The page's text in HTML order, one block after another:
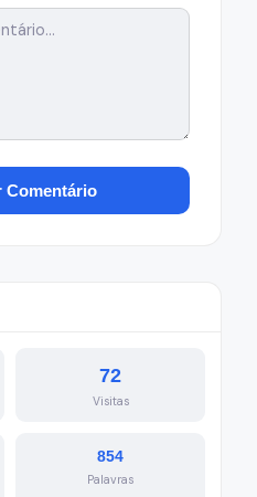
Comentário
72
Visitas
854
Palavras